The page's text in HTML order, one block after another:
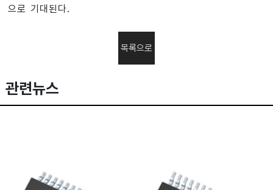
으로 기대된다.
목록으로
관련뉴스